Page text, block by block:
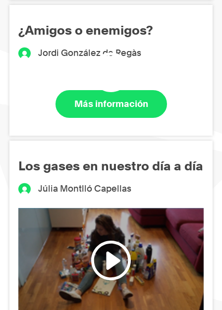
¿Amigos o enemigos?
Jordi González de Regàs
Más información
Los gases en nuestro día a día
Júlia Montlló Capellas